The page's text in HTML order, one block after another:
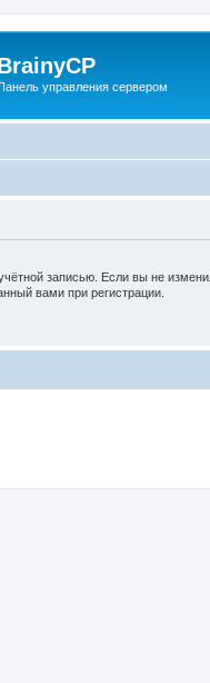
управления сервером
записью. Если вы не
вами при регистрации.